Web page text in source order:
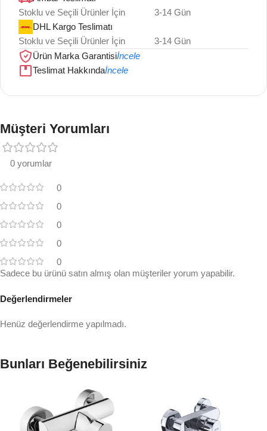
Stoklu ve Seçili Ürünler İçin
3-14 Gün
DHL Kargo Teslimatı
Stoklu ve Seçili Ürünler İçin
3-14 Gün
Ürün Marka Garantisiİncele
Teslimat Hakkındaİncele
Müşteri Yorumları
0 yorumlar
0
0
0
0
0
Değerlendirmeler
Henüz değerlendirme yapılmadı.
Sadece bu ürünü satın almış olan müşteriler yorum yapabilir.
Bunları Beğenebilirsiniz